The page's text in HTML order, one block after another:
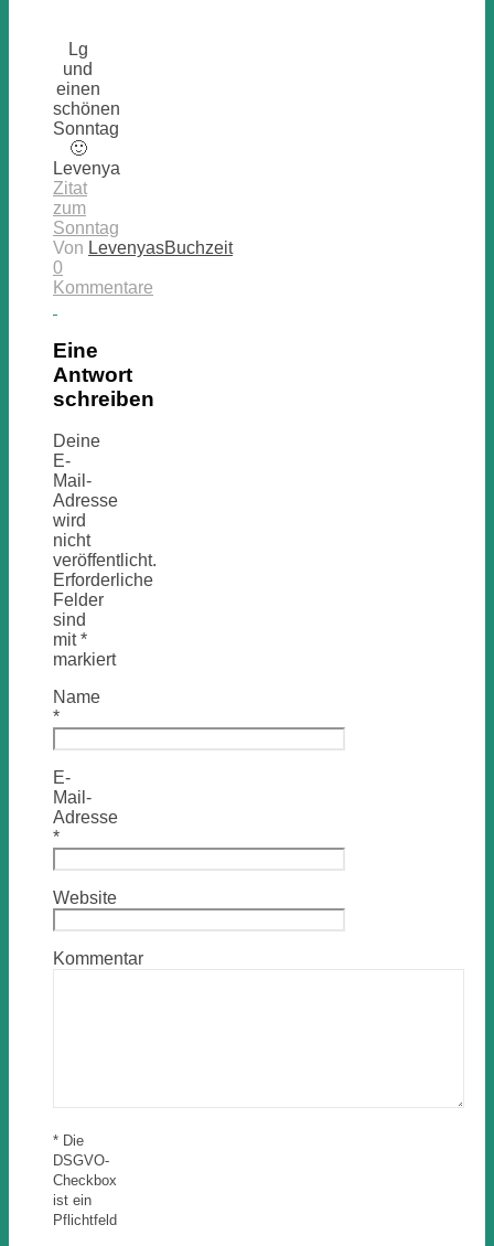
Lg
und
einen
schönen
Sonntag
🙂
Levenya
Zitat
zum
Sonntag
Von LevenyasBuchzeit
0
Kommentare
Eine
Antwort
schreiben
Deine
E-
Mail-
Adresse
wird
nicht
veröffentlicht.
Erforderliche
Felder
sind
mit*
markiert
Name
*
E-
Mail-
Adresse
*
Website
Kommentar
* Die
DSGVO-
Checkbox
ist ein
Pflichtfeld